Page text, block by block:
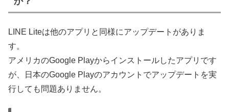
LINE Liteは他のアプリと同様にアップデートがありま
す。
アメリカのGoogle Playからインストールしたアプリです
が、日本のGoogle Playのアカウントでアップデートを実
行しても問題ありません。